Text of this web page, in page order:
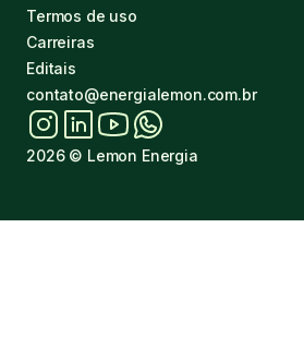
Termos de uso
Carreiras
Editais
contato@energialemon.com.br
2026© Lemon Energia